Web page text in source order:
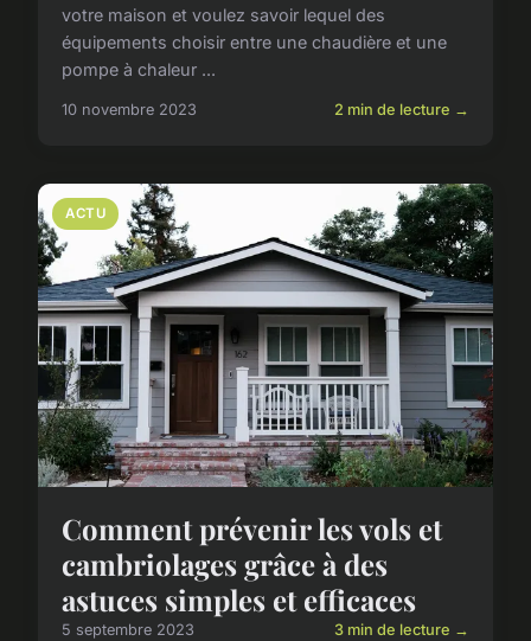
votre maison et voulez savoir lequel des
équipements choisir entre une chaudière et une
pompe à chaleur ...
10 novembre 2023 2 min de lecture →
ACTU
Comment prévenir les vols et
cambriolages grâce à des
astuces simples et efficaces
5 septembre 2023 3 min de lecture →